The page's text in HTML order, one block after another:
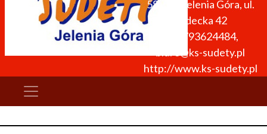
58-500 Jelenia Góra, ul.
Sudecka 42
+48 793624484,
biuro@ks-sudety.pl
http://www.ks-sudety.pl